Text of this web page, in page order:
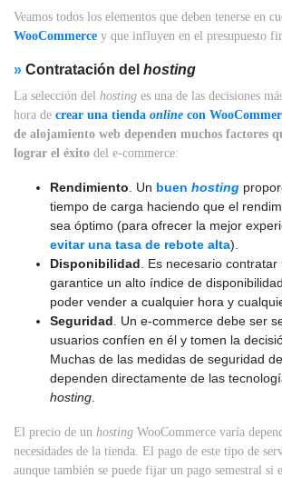
Veamos todos los elementos que deben tenerse en
WooCommerce y que influyen en el presupuesto
» Contratación del hosting
La selección del hosting es una de las decisiones
hora de crear una tienda online con
de alojamiento web dependen muchos factores
lograr el éxito del e-commerce:
Rendimiento . Un buen hosting
tiempo de carga haciendo que el
sea óptimo (para ofrecer la mejor
evitar una tasa de rebote alta).
Disponibilidad . Es necesario contratar
garantice un alto índice de
poder vender a cualquier hora y
Seguridad . Un e-commerce debe ser
usuarios confíen en él y tomen la
Muchas de las medidas de seguridad
dependen directamente de las
hosting
El precio de un hosting WooCommerce varía
necesidades de la tienda. El pago de este tipo de
aunque también se puede fijar un pago semestral si